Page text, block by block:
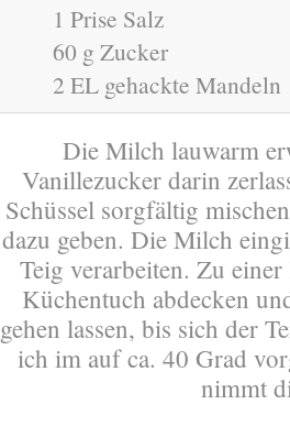
1 Prise Salz
60 g Zucker
2 EL gehackte Mandeln
Die Milch lauwarm
Vanillezucker darin
Schüssel sorgfältig
dazu geben. Die Milch
Teig verarbeiten. Zu
Küchentuch abdecken
gehen lassen, bis sich der
ich im auf ca. 40 Grad
nimmt